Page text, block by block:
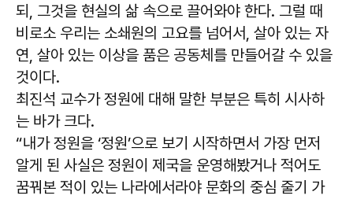
되, 그것을 현실의 삶 속으로 끌어와야 한다. 그럴 때
비로소 우리는 소쇄원의 고요를 넘어서, 살아 있는 자
연, 살아 있는 이상을 품은 공동체를 만들어갈 수 있을
것이다.
최진석 교수가 정원에 대해 말한 부분은 특히 시사하
는 바가 크다.
“내가 정원을 ‘정원’으로 보기 시작하면서 가장 먼저
알게 된 사실은 정원이 제국을 운영해봤거나 적어도
꿈꿔본 적이 있는 나라에서라야 문화의 중심 줄기 가